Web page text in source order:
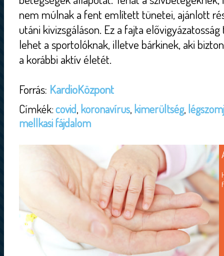
nem múlnak a fent említett tünetei, ajánlott
utáni kivizsgáláson. Ez a fajta
lehet a sportolóknak, illetve bárkinek, aki
a korábbi aktív életét.
Forrás: KardioKözpont
Címkék:covid, koronavírus, kimerültség, légszomj
mellkasi fájdalom